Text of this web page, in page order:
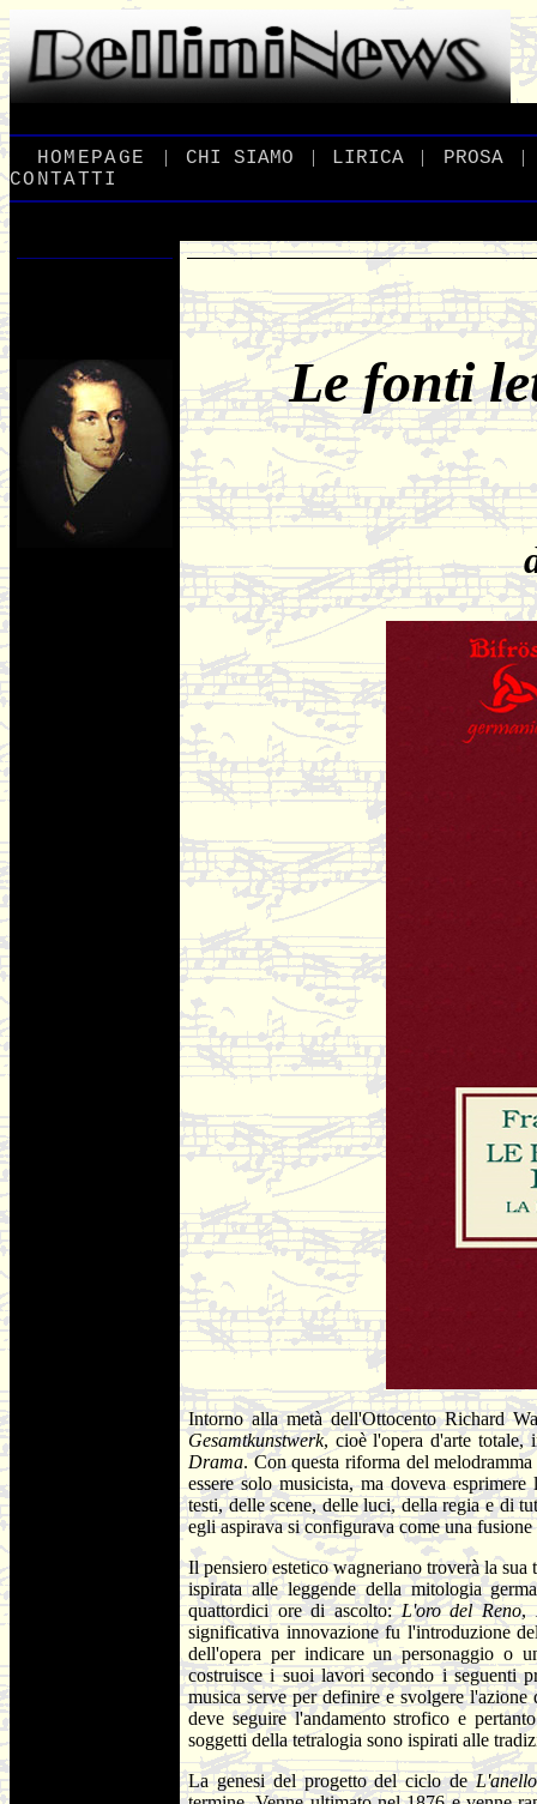
HOMEPAGE | CHI _SIAMO | LIRICA | PROSA_ |
CONTATTI
Le fonti
Intorno alla metà dell'Ottocento Richard
Gesamtkunstwerk, cioè l'opera d'arte totale,
Drama. Con questa riforma del
essere solo musicista, ma doveva
testi, delle scene, delle luci, della regia e di
egli aspirava si configurava come una
Il pensiero estetico wagneriano troverà la
ispirata alle leggende della mitologia
quattordici ore di ascolto:L'oro del Reno,
significativa innovazione fu l'introduzione
dell'opera per indicare un personaggio o
costruisce i suoi lavori secondo i seguenti
musica serve per definire e svolgere
deve seguire l'andamento strofico e
soggetti della tetralogia sono ispirati alle
La genesi del progetto del ciclo de